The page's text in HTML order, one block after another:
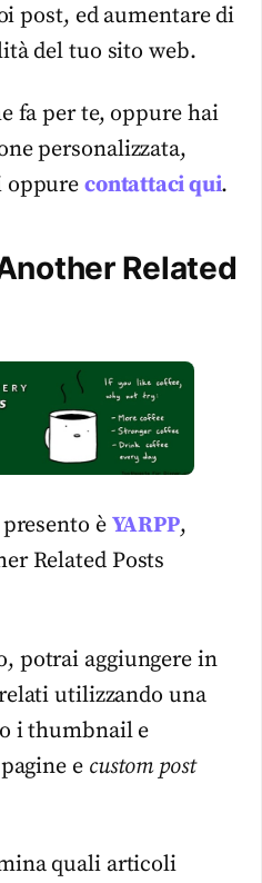
post, ed aumentare di
del tuo sito web.
fa per te, oppure hai
personalizzata,
oppurecontattaci qui.
Related
è YARPP,
Related Posts
potrai aggiungere in
utilizzando una
i thumbnail e
e custom post
quali articoli